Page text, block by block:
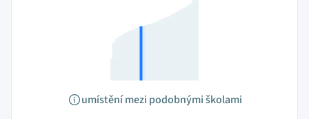
umístění mezi podobnými školami